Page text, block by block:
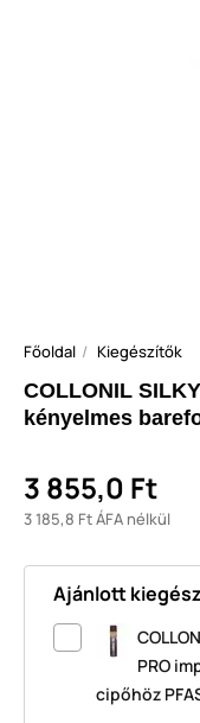
Főoldal Kiegészítők
COLLONIL
kényelmes
3 855,0 Ft
3 185,8 Ft ÁFA nélkül
Ajánlott
PRO
cipőhöz